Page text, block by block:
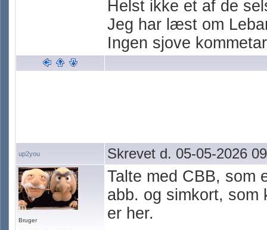
Helst ikke et af de
Jeg har læst om
Ingen sjove
up2you Skrevet d. 05-05-2026
Bruger
Talte med CBB, som
abb. og simkort,
er her.